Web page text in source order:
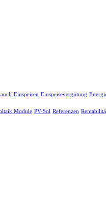
Einspeisen Einspeisevergütung
Module PV-Sol Referenzen